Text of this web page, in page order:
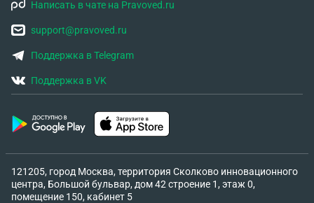
Написать в чате на Pravoved.ru
support@pravoved.ru
Поддержка в Telegram
Поддержка в VK
121205, город Москва, территория Сколково инновационного
центра, Большой бульвар, дом 42 строение 1, этаж 0,
помещение 150, кабинет 5